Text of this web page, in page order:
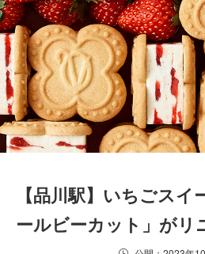
【品川駅】いちごスイ
ールビーカット」がリ